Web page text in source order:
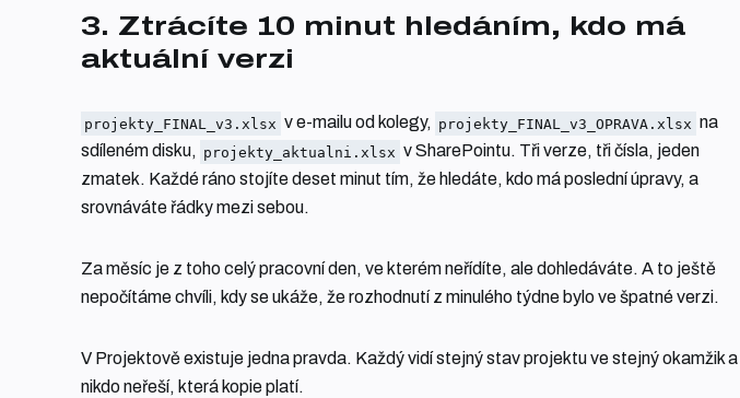
3. Ztrácíte 10 minut hledáním, kdo má
aktuální verzi
projekty_FINAL_v3.xlsx v e-mailu od kolegy, projekty_FINAL_v3_OPRAVA.xlsx na
sdíleném disku, projekty_aktualni.xlsx v SharePointu. Tři verze, tři čísla, jeden
zmatek. Každé ráno stojíte deset minut tím, že hledáte, kdo má poslední úpravy, a
srovnáváte řádky mezi sebou.
Za měsíc je z toho celý pracovní den, ve kterém neřídíte, ale dohledáváte. A to ještě
nepočítáme chvíli, kdy se ukáže, že rozhodnutí z minulého týdne bylo ve špatné verzi.
V Projektově existuje jedna pravda. Každý vidí stejný stav projektu ve stejný okamžik a
nikdo neřeší, která kopie platí.